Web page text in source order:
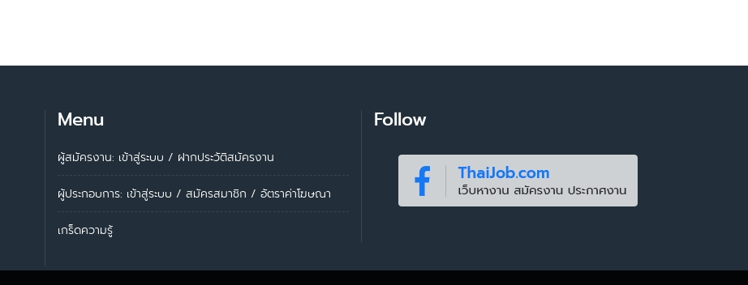
Menu
ผู้สมัครงาน: เข้าสู่ระบบ / ฝากประวัติสมัครงาน
ผู้ประกอบการ: เข้าสู่ระบบ / สมัครสมาชิก / อัตราค่าโฆษณา
เกร็ดความรู้
Follow